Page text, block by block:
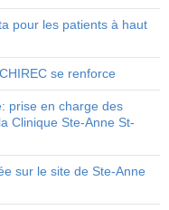
pour les patients à haut
se renforce
prise en charge des
Clinique Ste-Anne St-
sur le site de Ste-Anne